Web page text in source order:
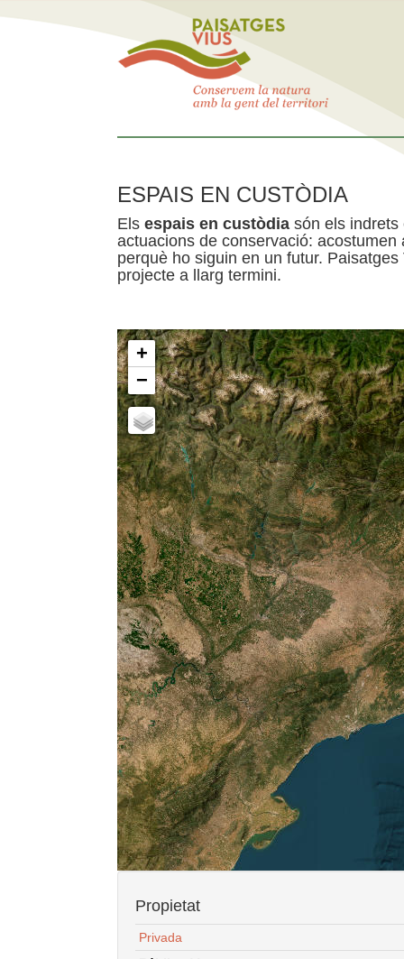
ESPAIS EN CUSTÒDIA
Els espais en custòdia són els indrets
actuacions de conservació:
perquè ho siguin en un futur.
projecte a llarg termini.
+
−
Propietat
Privada